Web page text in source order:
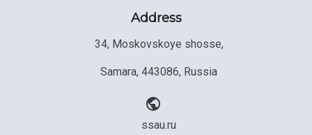
Address
34, Moskovskoye shosse,
Samara, 443086, Russia
ssau.ru